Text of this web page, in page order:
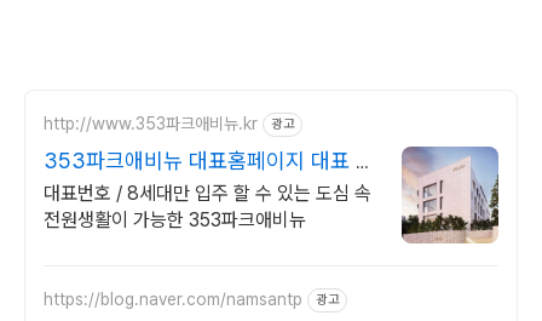
http://www.353파크애비뉴.kr 광고
353파크애비뉴 대표홈페이지 대표 문
의 I688-6549
대표번호 / 8세대만 입주 할 수 있는 도심 속
전원생활이 가능한 353파크애비뉴
https://blog.naver.com/namsantp 광고